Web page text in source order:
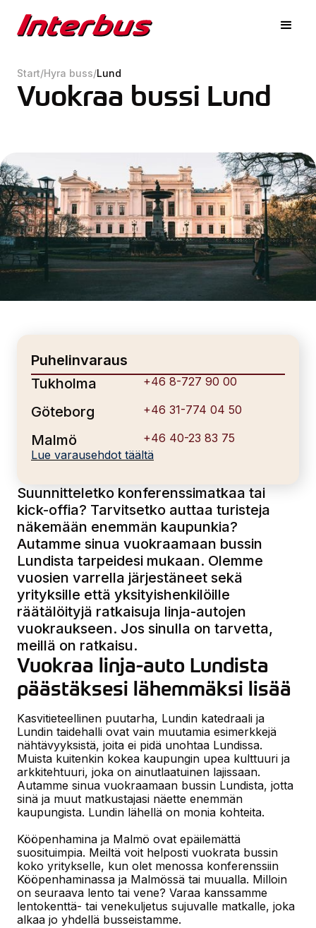
Start/Hyra buss/Lund
Vuokraa bussi Lund
Puhelinvaraus
Tukholma
+46 8-727 90 00
Göteborg +46 31-774 04 50
Malmö
+46 40-23 83 75
Lue varausehdot täältä
Suunnitteletko konferenssimatkaa tai
kick-offia? Tarvitsetko auttaa turisteja
näkemään enemmän kaupunkia?
Autamme sinua vuokraamaan bussin
Lundista tarpeidesi mukaan. Olemme
vuosien varrella järjestäneet sekä
yrityksille että yksityishenkilöille
räätälöityjä ratkaisuja linja-autojen
vuokraukseen. Jos sinulla on tarvetta,
meillä on ratkaisu.
Vuokraa linja-auto Lundista
päästäksesi lähemmäksi lisää
Kasvitieteellinen puutarha, Lundin katedraali ja
Lundin taidehalli ovat vain muutamia esimerkkejä
nähtävyyksistä, joita ei pidä unohtaa Lundissa.
Muista kuitenkin kokea kaupungin upea kulttuuri ja
arkkitehtuuri, joka on ainutlaatuinen lajissaan.
Autamme sinua vuokraamaan bussin Lundista, jotta
sinä ja muut matkustajasi näette enemmän
kaupungista. Lundin lähellä on monia kohteita.
Kööpenhamina ja Malmö ovat epäilemättä
suosituimpia. Meiltä voit helposti vuokrata bussin
koko yritykselle, kun olet menossa konferenssiin
Kööpenhaminassa ja Malmössä tai muualla. Milloin
on seuraava lento tai vene? Varaa kanssamme
lentokenttä- tai venekuljetus sujuvalle matkalle, joka
alkaa jo yhdellä busseistamme.